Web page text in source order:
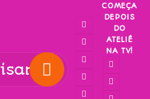
COMEÇA
DEPOIS
DO
ATELIÊ
NA TV!